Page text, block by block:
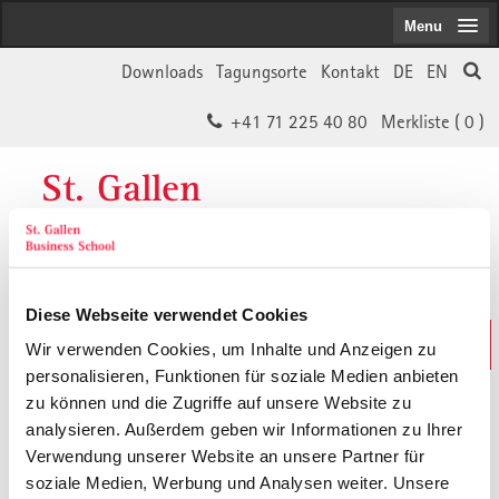
Diese Webseite verwendet Cookies
Wir verwenden Cookies, um Inhalte und Anzeigen zu
personalisieren, Funktionen für soziale Medien anbieten
zu können und die Zugriffe auf unsere Website zu
analysieren. Außerdem geben wir Informationen zu Ihrer
Verwendung unserer Website an unsere Partner für
soziale Medien, Werbung und Analysen weiter. Unsere
EN
DE
Kontakt
Tagungsorte
Downloads
Merkliste ( 0 )
+41 71 225 40 80
St. Gallen
Business School
Weiterbildungs-Suche
In 30 Sekunden das Passende finden
Menu
Der von Ihnen gesuchte Inhalt ist